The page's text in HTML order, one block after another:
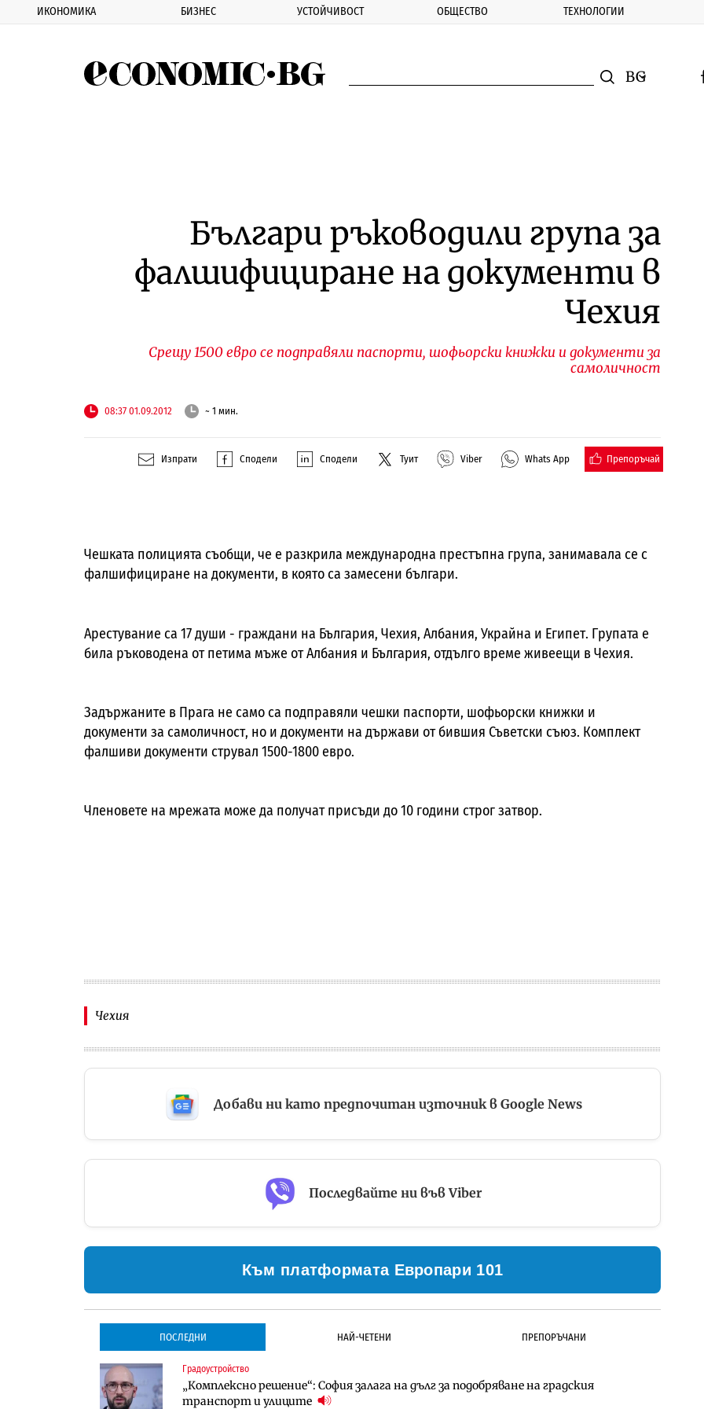
ИКОНОМИКА БИЗНЕС УСТОЙЧИВОСТ ОБЩЕСТВО ТЕХНОЛОГИИ
Смяна на
Българи ръководили група за
фалшифициране на документи в
Чехия
Срещу 1500 евро се подправяли паспорти, шофьорски книжки и документи за
самоличност
08:37 01.09.2012 ~ 1 мин.
Изпрати Сподели Сподели Туит Viber Whats App Препоръчай
Чешката полицията съобщи, че е разкрила международна престъпна група, занимавала се с
фалшифициране на документи, в която са замесени българи.
Арестувание са 17 души - граждани на България, Чехия, Албания, Украйна и Египет. Групата е
била ръководена от петима мъже от Албания и България, отдълго време живеещи в Чехия.
Задържаните в Прага не само са подправяли чешки паспорти, шофьорски книжки и
документи за самоличност, но и документи на държави от бившия Съветски съюз. Комплект
фалшиви документи струвал 1500-1800 евро.
Членовете на мрежата може да получат присъди до 10 години строг затвор.
Чехия
Добави ни като предпочитан източник в Google News
Последвайте ни във Viber
Към платформата Европари 101
ПОСЛЕДНИ НАЙ-ЧЕТЕНИ ПРЕПОРЪЧАНИ
Градоустройство
„Комплексно решение“: София залага на дълг за подобряване на градския
транспорт и улиците
Градоустройство
Столична община избра изпълнител за преместването на трамвайното
трасе по бул. „Скобелев“
Инфраструктура
Проектирането на тунела под Петрохан ще върви паралелно с екологичните
оценки